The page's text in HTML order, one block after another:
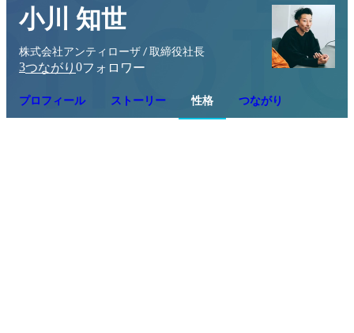
小川 知世
株式会社アンティローザ / 取締役社長
3つながり 0フォロワー
プロフィール ストーリー 性格 つながり